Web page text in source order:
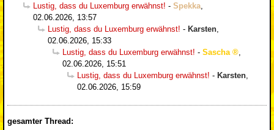
Lustig, dass du Luxemburg erwähnst! - Spekka,
02.06.2026, 13:57
Lustig, dass du Luxemburg erwähnst! - Karsten,
02.06.2026, 15:33
Lustig, dass du Luxemburg erwähnst! - Sascha
,
02.06.2026, 15:51
Lustig, dass du Luxemburg erwähnst! - Karsten,
02.06.2026, 15:59
gesamter Thread: